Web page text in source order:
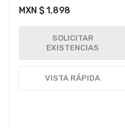
MXN $ 1,898
SOLICITAR
EXISTENCIAS
VISTA RÁPIDA